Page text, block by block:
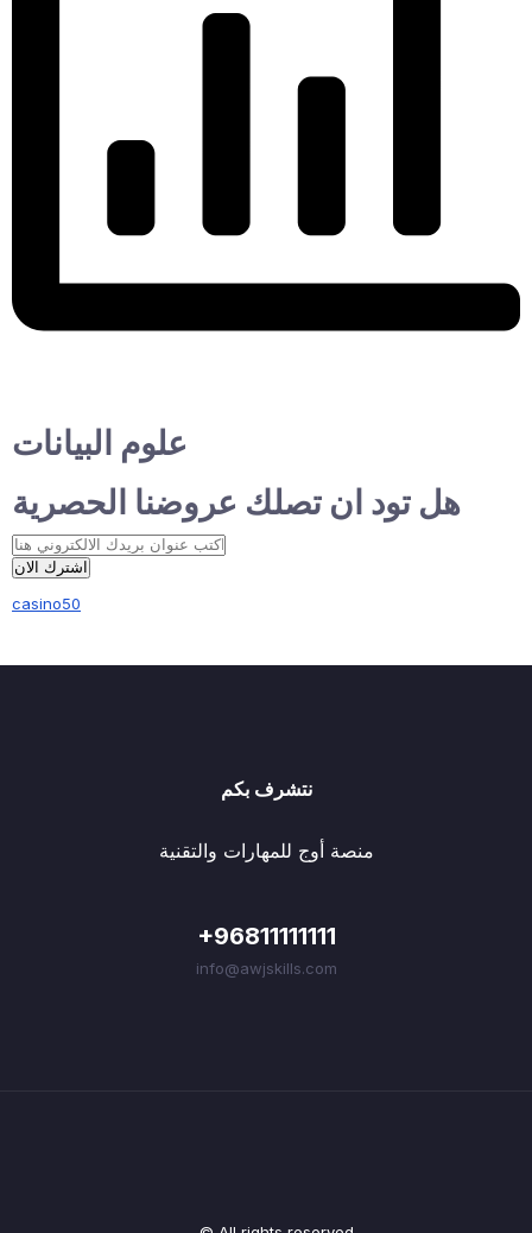
علوم البيانات
هل تود ان تصلك عروضنا الحصرية
اشترك الان
casino50
نتشرف بكم
منصة أوج للمهارات والتقنية
+96811111111
info@awjskills.com